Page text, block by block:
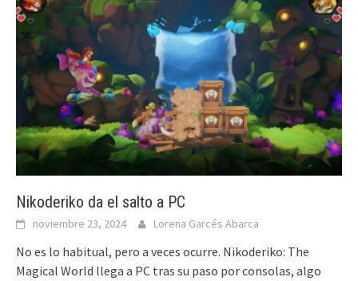
Nikoderiko da el salto a PC
noviembre 23, 2024 Lorena Garcés Abarca
No es lo habitual, pero a veces ocurre. Nikoderiko: The
Magical World llega a PC tras su paso por consolas, algo